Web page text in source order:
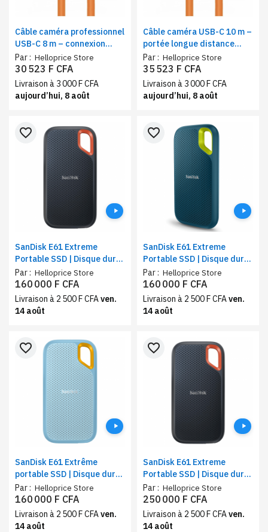
Câble caméra professionnel
USB-C 8 m – connexion
directe, transmission haute
vitesse
Par : Helloprice Store
30 523 F CFA
Livraison à 3 000 F CFA
aujourd’hui, 8 août
Câble caméra USB-C 10 m –
portée longue distance
haute performance
Par : Helloprice Store
35 523 F CFA
Livraison à 3 000 F CFA
aujourd’hui, 8 août
SanDisk E61 Extreme
Portable SSD | Disque dure
externe | Capacité de
Stockage 1 To | Vitesse de
lecture 1050 Mo/s
Par : Helloprice Store
favorite_border
160 000 F CFA
Livraison à 2 500 F CFAven.
14 août
SanDisk E61 Extreme
Portable SSD | Disque dure
externe | Stockage 1 To |
Couleur verte | Interface
USB 3.2
Par : Helloprice Store
favorite_border
160 000 F CFA
Livraison à 2 500 F CFAven.
14 août
SanDisk E61 Extrême
portable SSD | Disque dure
externe | Stockage 1 To |
Couleur bleu
Par : Helloprice Store
favorite_border
160 000 F CFA
Livraison à 2 500 F CFAven.
14 août
SanDisk E61 Extreme
Portable SSD | Disque dure
professionnel externe |
Stockage 2 To | Vitesse
d'écriture 1000 Mo/s
Par : Helloprice Store
favorite_border
250 000 F CFA
Livraison à 2 500 F CFAven.
14 août